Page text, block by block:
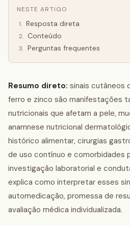
NESTE ARTIGO
1. Resposta direta
2. Conteúdo
3. Perguntas frequentes
Resumo direto: sinais cutâneos
ferro e zinco são manifestações
nutricionais que afetam a pele,
anamnese nutricional
histórico alimentar, cirurgias
de uso contínuo e comorbidades
investigação laboratorial e
explica como interpretar esses
automedicação, promessa de
avaliação médica individualizada.